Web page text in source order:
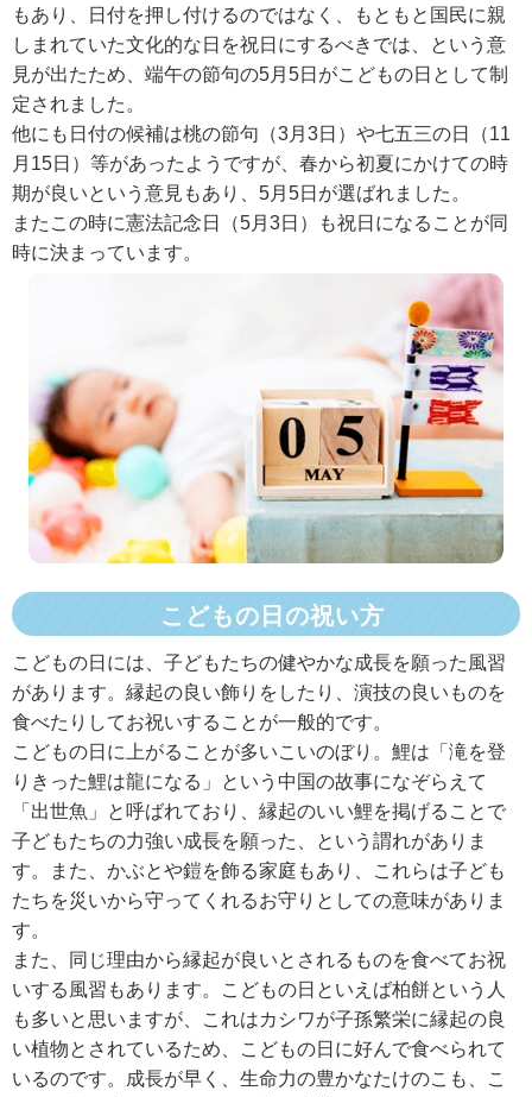
もあり、日付を押し付けるのではなく、もともと国民に親
しまれていた文化的な日を祝日にするべきでは、という意
見が出たため、端午の節句の5月5日がこどもの日として制
定されました。
他にも日付の候補は桃の節句（3月3日）や七五三の日（11
月15日）等があったようですが、春から初夏にかけての時
期が良いという意見もあり、5月5日が選ばれました。
またこの時に憲法記念日（5月3日）も祝日になることが同
時に決まっています。
こどもの日の祝い方
こどもの日には、子どもたちの健やかな成長を願った風習
があります。縁起の良い飾りをしたり、演技の良いものを
食べたりしてお祝いすることが一般的です。
こどもの日に上がることが多いこいのぼり。鯉は「滝を登
りきった鯉は龍になる」という中国の故事になぞらえて
「出世魚」と呼ばれており、縁起のいい鯉を掲げることで
子どもたちの力強い成長を願った、という謂れがありま
す。また、かぶとや鎧を飾る家庭もあり、これらは子ども
たちを災いから守ってくれるお守りとしての意味がありま
す。
また、同じ理由から縁起が良いとされるものを食べてお祝
いする風習もあります。こどもの日といえば柏餅という人
も多いと思いますが、これはカシワが子孫繁栄に縁起の良
い植物とされているため、こどもの日に好んで食べられて
いるのです。成長が早く、生命力の豊かなたけのこも、こ